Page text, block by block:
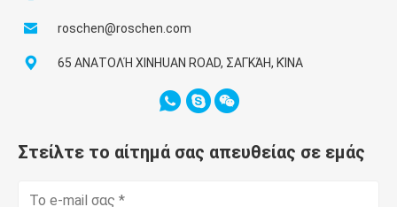
roschen@roschen.com
65 ΑΝΑΤΟΛΉ XINHUAN ROAD, ΣΑΓΚΆΗ, ΚΊΝΑ
Στείλτε το αίτημά σας απευθείας σε εμάς